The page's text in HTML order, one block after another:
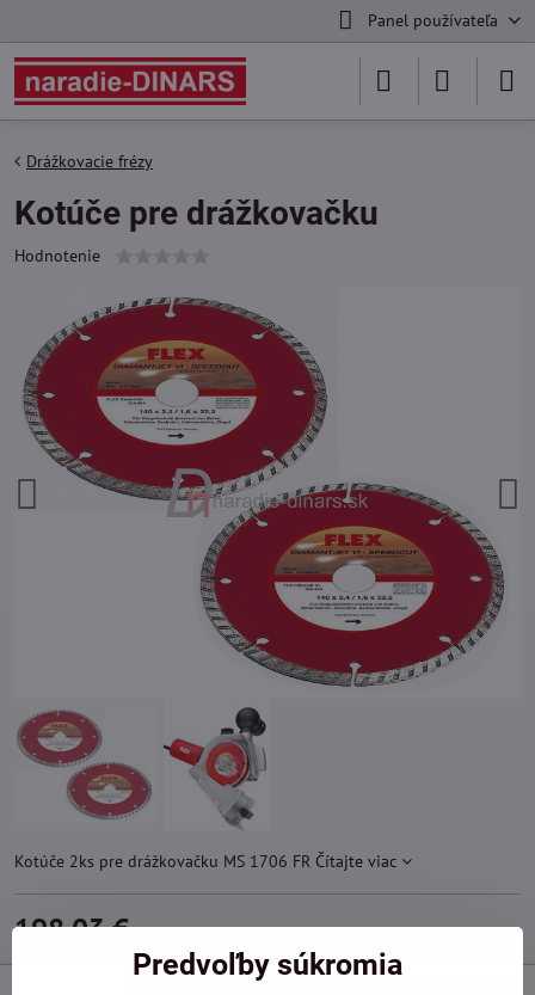
Panel používateľa
Drážkovacie frézy
Kotúče pre drážkovačku
Hodnotenie
Kotúče 2ks pre drážkovačku MS 1706 FR Čítajte viac
198,03 €
Predvoľby súkromia